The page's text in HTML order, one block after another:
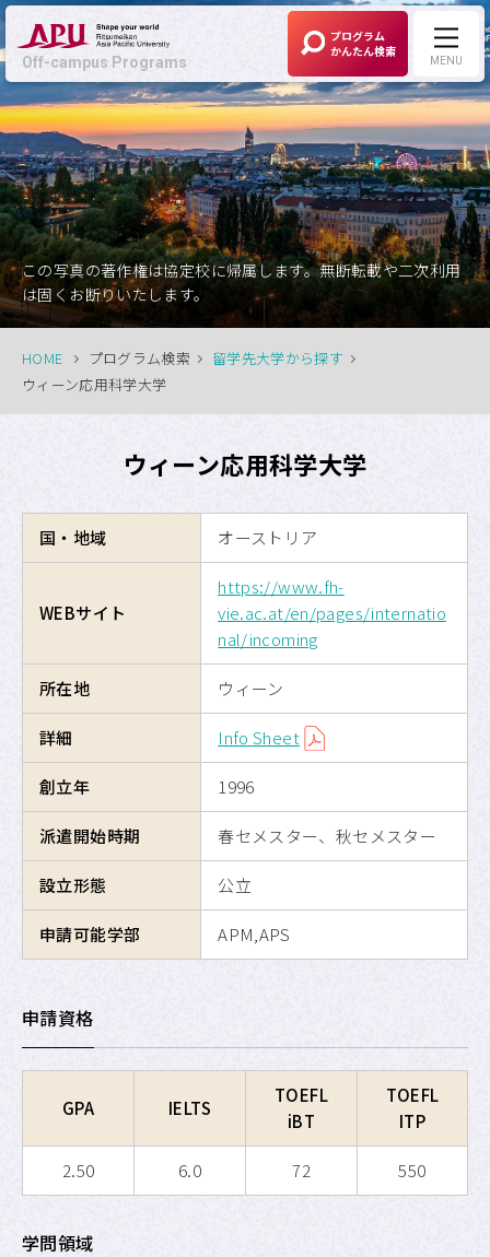
Off-campus Programs
プログラム
かんたん検索
この写真の著作権は協定校に帰属します。無断転載や二次利用
は固くお断りいたします。
HOME プログラム検索
留学先大学から探す
ウィーン応用科学大学
ウィーン応用科学大学
国・地域 オーストリア
WEBサイト
https://www.fh-
vie.ac.at/en/pages/internatio
nal/incoming
所在地 ウィーン
詳細 Info Sheet
創立年 1996
派遣開始時期 春セメスター、秋セメスター
設立形態 公立
申請可能学部 APM,APS
申請資格
GPA IELTS
TOEFL
iBT
TOEFL
ITP
2.50 6.0 72 550
学問領域
MENU
Off-campus Programs
LANGUAGE: English
募集中プログラム
大学検索
海外交換留学
APUへの留学
サイトマップ
サイトポリシー
プライバシーポリシー
APU公式Webサイト
APU 学生留学アドバイザー